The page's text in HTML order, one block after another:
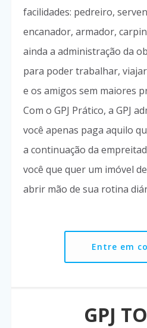
facilidades: pedreiro,
encanador, armador,
ainda a administração da
para poder trabalhar,
e os amigos sem maiores
Com o GPJ Prático, a GPJ
você apenas paga aquilo
a continuação da
você que quer um imóvel
abrir mão de sua rotina
Entre em
GPJ